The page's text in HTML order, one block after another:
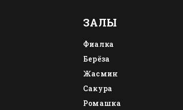
ЗАЛЫ
Фиалка
Берёза
Жасмин
Сакура
Ромашка